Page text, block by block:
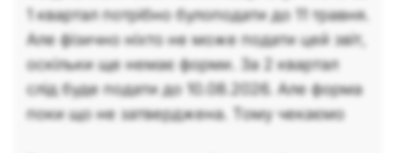
1 квартал потрібно булоподати до 11 травня.
Але фізично ніхто не може подати цей звіт,
оскільки ще немає форми. За 2 квартал
слід буде подати до 10.08.2026. Але форма
поки що не затверджена. Тому чекаємо